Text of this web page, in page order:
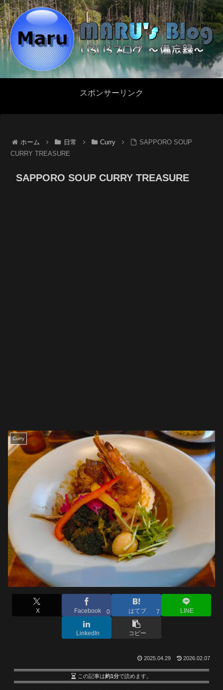
スポンサーリンク
ホーム 日常 Curry
SAPPORO SOUP
CURRY TREASURE
SAPPORO SOUP CURRY TREASURE
Curry
X Facebook 0 はてブ 7 LINE
LinkedIn コピー
2025.04.29 2026.02.07
この記事は約1分で読めます。